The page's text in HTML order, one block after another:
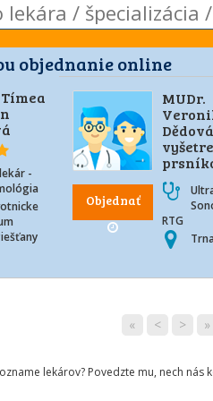
objednanie online
-
Objednať
MUDr.
RTG
« < > »
lekárov? Povedzte mu, nech